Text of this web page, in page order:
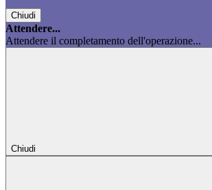
Chiudi
Attendere...
Attendere il completamento dell'operazione...
Chiudi